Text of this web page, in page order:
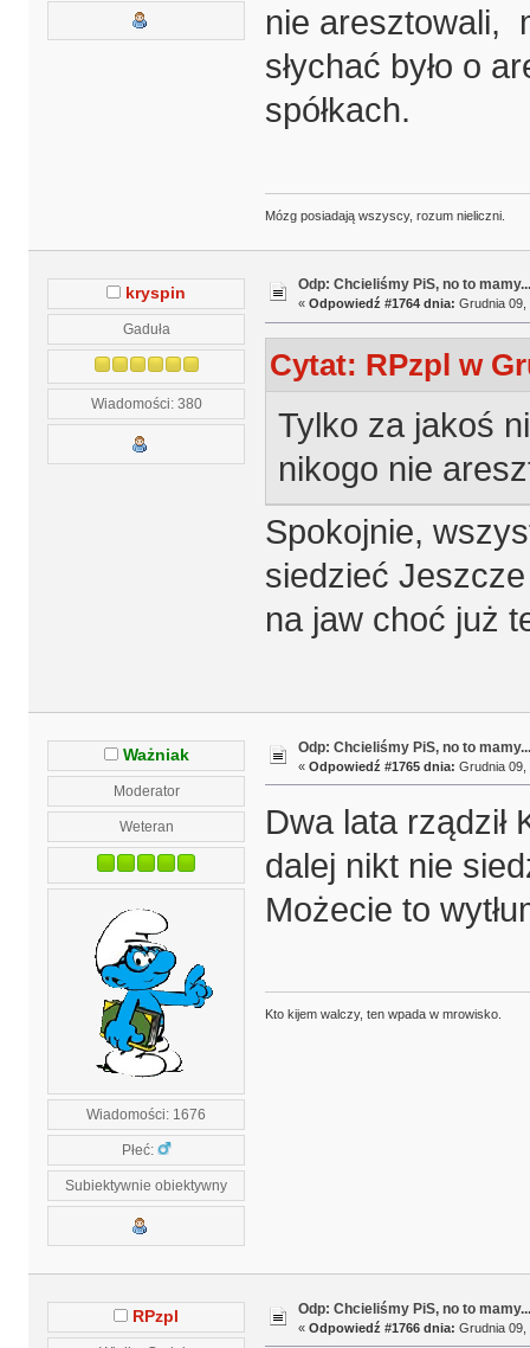
nie aresztowali,
słychać było o
spółkach.
Mózg posiadają wszyscy, rozum nieliczni.
kryspin
Gaduła
Wiadomości: 380
Odp: Chcieliśmy PiS, no to
« Odpowiedź #1764 dnia: Grudnia 09,
Cytat: RPzpl w
Tylko za jakoś
nikogo nie
Spokojnie,
siedzieć
na jaw choć już
Ważniak
Moderator
Weteran
Wiadomości: 1676
Płeć:
Subiektywnie obiektywny
Odp: Chcieliśmy PiS, no to
« Odpowiedź #1765 dnia: Grudnia 09,
Dwa lata rządził
dalej nikt nie
Możecie to
Kto kijem walczy, ten wpada w mrowisko.
RPzpl Odp: Chcieliśmy PiS, no to
« Odpowiedź #1766 dnia: Grudnia 09,